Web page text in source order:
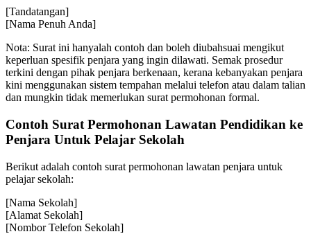
[Tandatangan]
[Nama Penuh Anda]
Nota: Surat ini hanyalah contoh dan boleh diubahsuai mengikut
keperluan spesifik penjara yang ingin dilawati. Semak prosedur
terkini dengan pihak penjara berkenaan, kerana kebanyakan penjara
kini menggunakan sistem tempahan melalui telefon atau dalam talian
dan mungkin tidak memerlukan surat permohonan formal.
Contoh Surat Permohonan Lawatan Pendidikan ke
Penjara Untuk Pelajar Sekolah
Berikut adalah contoh surat permohonan lawatan penjara untuk
pelajar sekolah:
[Nama Sekolah]
[Alamat Sekolah]
[Nombor Telefon Sekolah]